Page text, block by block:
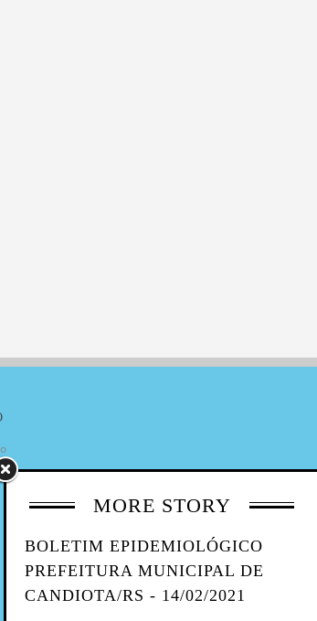
MORE STORY
BOLETIM EPIDEMIOLÓGICO
PREFEITURA MUNICIPAL DE
CANDIOTA/RS - 14/02/2021